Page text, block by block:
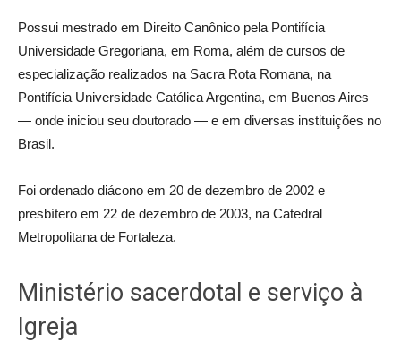
Possui mestrado em Direito Canônico pela Pontifícia
Universidade Gregoriana, em Roma, além de cursos de
especialização realizados na Sacra Rota Romana, na
Pontifícia Universidade Católica Argentina, em Buenos Aires
— onde iniciou seu doutorado — e em diversas instituições no
Brasil.
Foi ordenado diácono em 20 de dezembro de 2002 e
presbítero em 22 de dezembro de 2003, na Catedral
Metropolitana de Fortaleza.
Ministério sacerdotal e serviço à
Igreja